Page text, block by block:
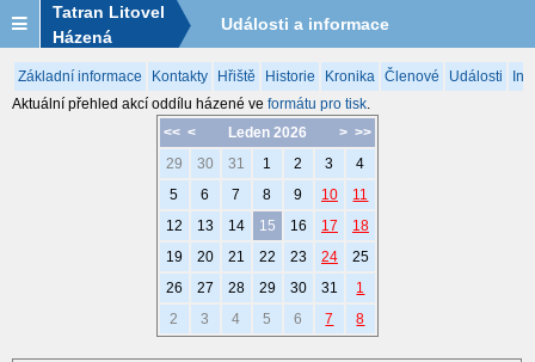
Tatran Litovel
Házená
Události a informace
Základní informace Kontakty Hřiště Historie Kronika Členové Události
Aktuální přehled akcí oddílu házené ve formátu pro tisk.
<< < > >>
Leden 2026
29
30 31 1 2 3
4
5
6 7 8 9 10
11
12
13 14 15 16 17
18
19
20 21 22 23 24
25
26
27 28 29 30 31
1
2
3 4 5 6 7 8